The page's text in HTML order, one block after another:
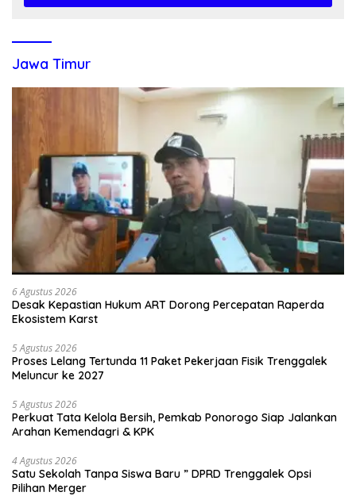
Jawa Timur
6 Agustus 2026
Desak Kepastian Hukum ART Dorong Percepatan Raperda
Ekosistem Karst
5 Agustus 2026
Proses Lelang Tertunda 11 Paket Pekerjaan Fisik Trenggalek
Meluncur ke 2027
5 Agustus 2026
Perkuat Tata Kelola Bersih, Pemkab Ponorogo Siap Jalankan
Arahan Kemendagri & KPK
4 Agustus 2026
Satu Sekolah Tanpa Siswa Baru ” DPRD Trenggalek Opsi
Pilihan Merger